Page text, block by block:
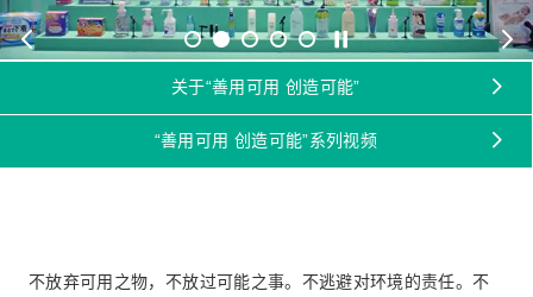
关于“善用可用 创造可能”
“善用可用 创造可能”系列视频
不放弃可用之物，不放过可能之事。不逃避对环境的责任。不